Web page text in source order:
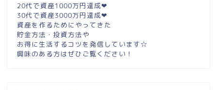
20代で資産1000万円達成❤︎
30代で資産3000万円達成❤︎
資産を作るためにやってきた
貯金方法・投資方法や
お得に生活するコツを発信しています☆
興味のある方はぜひご覧ください！